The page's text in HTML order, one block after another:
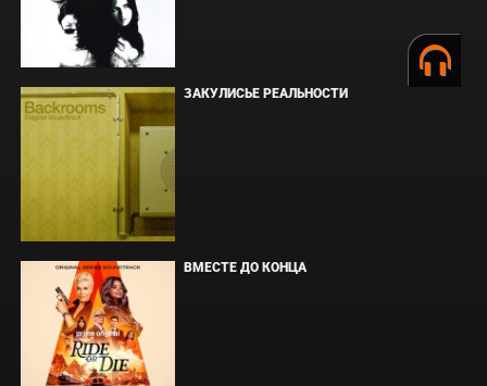
ЗАКУЛИСЬЕ РЕАЛЬНОСТИ
ВМЕСТЕ ДО КОНЦА